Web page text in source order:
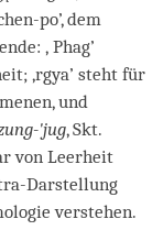
po’, dem
‚ Phag’
‚rgya’ steht für
und
'jug, Skt.
von Leerheit
Darstellung
verstehen.